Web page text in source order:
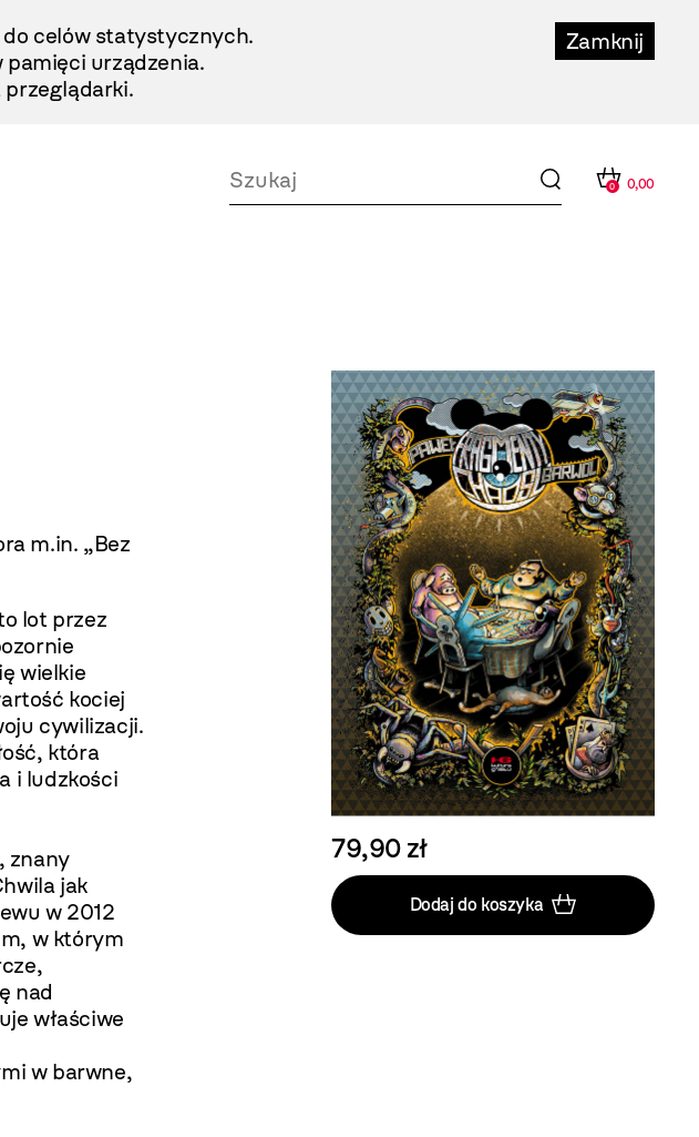
Zamknij
do celów statystycznych.
pamięci urządzenia.
przeglądarki.
0 0,00
m.in. „Bez
lot przez
wielkie
kociej
cywilizacji.
która
i ludzkości
znany
jak
w 2012
w którym
nad
właściwe
w barwne,
79,90 zł
Dodaj do koszyka